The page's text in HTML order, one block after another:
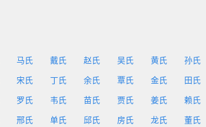
马氏 戴氏 赵氏 吴氏 黄氏 孙氏
宋氏 丁氏 余氏 覃氏 金氏 田氏
罗氏 韦氏 苗氏 贾氏 姜氏 赖氏
邢氏 单氏 邱氏 房氏 龙氏 董氏